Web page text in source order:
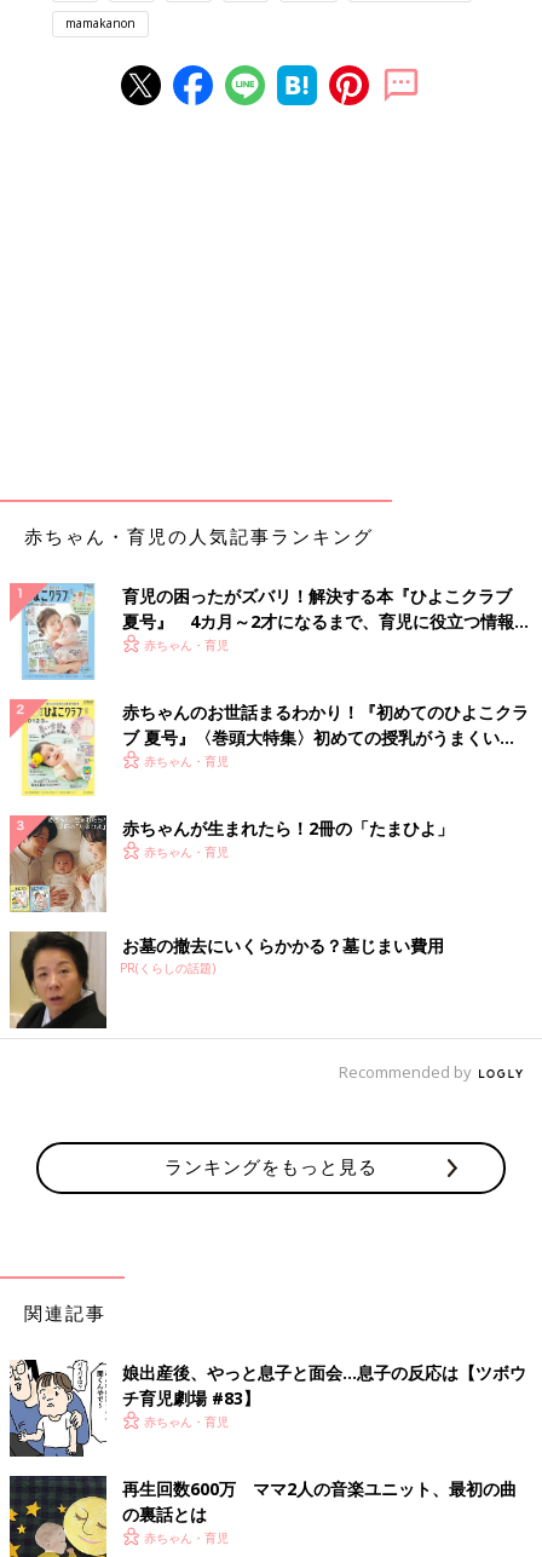
た。
現在までにアップした動画は、22本。今でこそ「mamakanonチ
ャンネル」は700万近い再生回数となったものの、もちろん最初
はまったく観てもらえませんでした。初期の頃は、お互いが我が
“良いと思える作品を丁寧にまっすぐに作っていれば、きっとい
つか届くはず”、そんな根拠のない自信が、だんだんと確信に変
YouTubeの魅力の1つに、“気軽に見てもらえる喜び”があると思
います。ライブに来ていたママや子どもたちに「お家に帰った
ら、ぜひ、mamakanonチャンネルを見てくださいね！」と伝え
流してもらうこともできます。
こうしている今も、どこかのママが膝の上でローリングする子ど
もに「ハミガキのうた」を見せてくれているかもしれません。こ
れもmamakanonの醍醐味でもあるのかな、そんな風に思うんで
す。
ママが「mamakanon」であることを息子たちはどう思っ
てる？
mamakanonを続ける上で絶対に欠かせないもの、それが家族の
協力です。夫たちは大人ですから、理解や協力をしてくれます。
でも、子どもたちはそうはいきません。mamakanonを始めた当
時息子は
中。そう、人生で一番ママとべったり過ごす時期、そして、ママ
をひとりじめしたい時期でした。
今でも忘れられないのが、息子の通う保育園でライブをした時の
mamakanon
赤ちゃん・育児の人気記事ランキング
育児の困ったがズバリ！解決する本『ひよこクラブ
夏号』 4カ月～2才になるまで、育児に役立つ情報が
いっぱい！
赤ちゃん・育児
赤ちゃんのお世話まるわかり！『初めてのひよこクラ
ブ 夏号』〈巻頭大特集〉初めての授乳がうまくい
く！ おっぱい・ミルクの基本と夏のトラブル 解決テ
赤ちゃん・育児
赤ちゃんが生まれたら！2冊の「たまひよ」
赤ちゃん・育児
お墓の撤去にいくらかかる？墓じまい費用
PR(くらしの話題)
Recommended by
ランキングをもっと見る
関連記事
娘出産後、やっと息子と面会…息子の反応は【ツボウ
チ育児劇場 #83】
赤ちゃん・育児
再生回数600万 ママ2人の音楽ユニット、最初の曲
の裏話とは
赤ちゃん・育児